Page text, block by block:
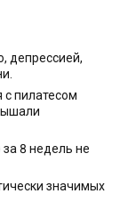
депрессией,
пилатесом
8 недель не
значимых